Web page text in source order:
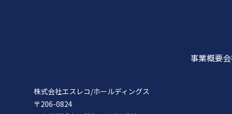
事業概要
株式会社エスレコ/ホールディングス
〒206-0824